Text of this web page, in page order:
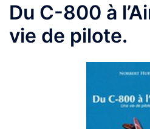
Du C-800 à
vie de pilote.